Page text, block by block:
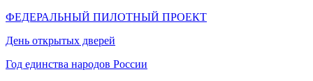
ФЕДЕРАЛЬНЫЙ ПИЛОТНЫЙ ПРОЕКТ
День открытых дверей
Год единства народов России